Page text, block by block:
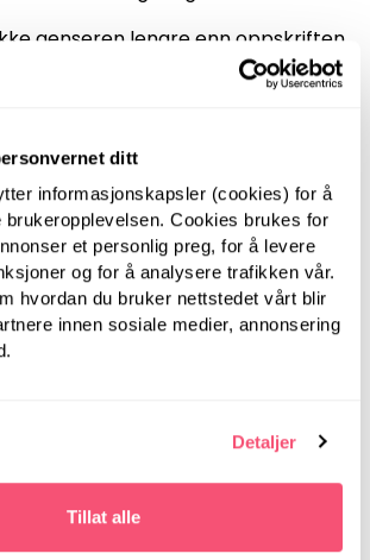
ditt
informasjonskapsler (cookies) for å
brukeropplevelsen. Cookies brukes for
et personlig preg, for å levere
og for å analysere trafikken vår.
hvordan du bruker nettstedet vårt blir
innen sosiale medier, annonsering
Detaljer
Tillat alle
genseren lengre enn oppskriften,
til flere nøster i handlekurven.
deg inn på fargepalettene og velg
FOR DEG